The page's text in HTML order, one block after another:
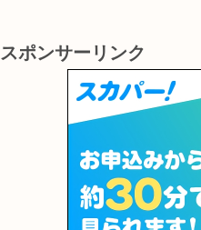
スポンサーリンク